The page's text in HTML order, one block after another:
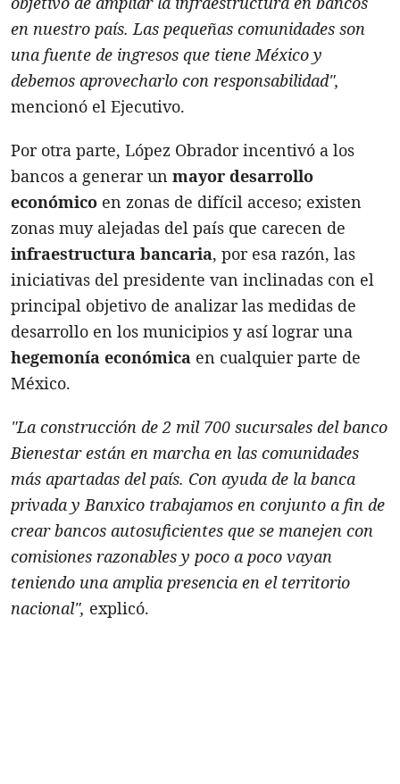
en nuestro país. Las pequeñas comunidades son
una fuente de ingresos que tiene México y
debemos aprovecharlo con responsabilidad",
mencionó el Ejecutivo.
Por otra parte, López Obrador incentivó a los
bancos a generar un mayor desarrollo
económico en zonas de difícil acceso; existen
zonas muy alejadas del país que carecen de
infraestructura bancaria, por esa razón, las
iniciativas del presidente van inclinadas con el
principal objetivo de analizar las medidas de
desarrollo en los municipios y así lograr una
hegemonía económica en cualquier parte de
México.
"La construcción de 2 mil 700 sucursales del banco
Bienestar están en marcha en las comunidades
más apartadas del país. Con ayuda de la banca
privada y Banxico trabajamos en conjunto a fin de
crear bancos autosuficientes que se manejen con
comisiones razonables y poco a poco vayan
teniendo una amplia presencia en el territorio
nacional", explicó.